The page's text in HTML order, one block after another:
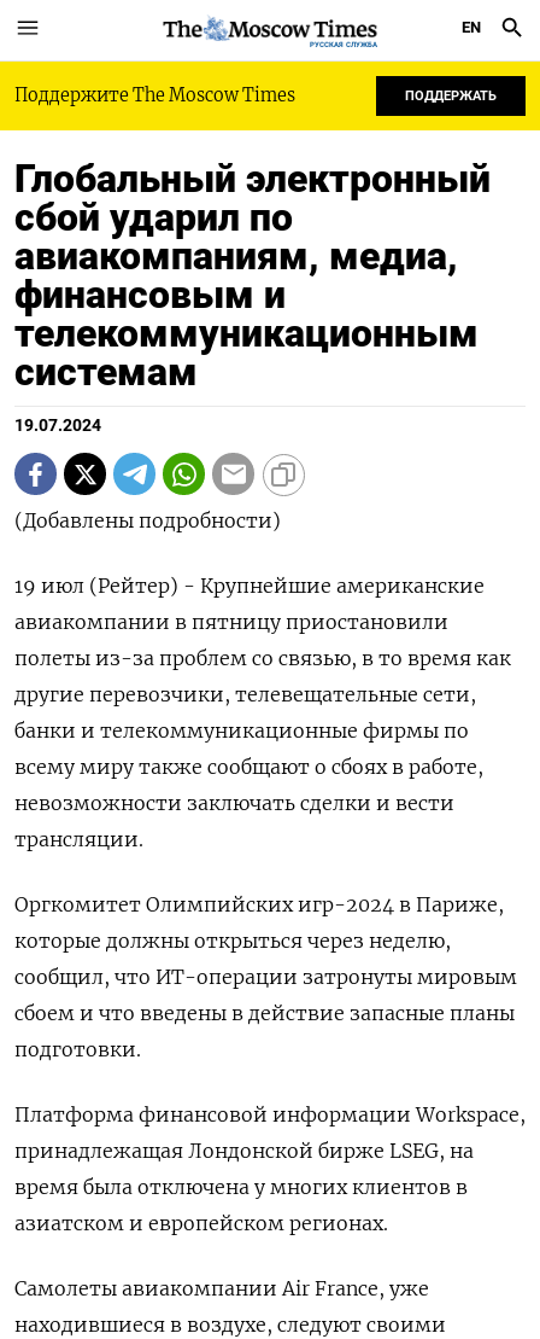
РУССКАЯ СЛУЖБА
EN
Поддержите The Moscow Times ПОДДЕРЖАТЬ
Глобальный электронный
сбой ударил по
авиакомпаниям, медиа,
финансовым и
телекоммуникационным
системам
19.07.2024
(Добавлены подробности)
19 июл (Рейтер) - Крупнейшие американские
авиакомпании в пятницу приостановили
полеты из-за проблем со связью, в то время как
другие перевозчики, телевещательные сети,
банки и телекоммуникационные фирмы по
всему миру также сообщают о сбоях в работе,
невозможности заключать сделки и вести
трансляции.
Оргкомитет Олимпийских игр-2024 в Париже,
которые должны открыться через неделю,
сообщил, что ИТ-операции затронуты мировым
сбоем и что введены в действие запасные планы
подготовки.
Платформа финансовой информации Workspace,
принадлежащая Лондонской бирже LSEG, на
время была отключена у многих клиентов в
азиатском и европейском регионах.
Самолеты авиакомпании Air France, уже
находившиеся в воздухе, следуют своими